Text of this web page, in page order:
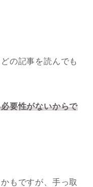
の記事を読んでも
要性がないからで
もですが、手っ取